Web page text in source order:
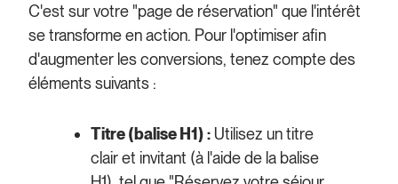
C'est sur votre "page de réservation" que l'intérêt
se transforme en action. Pour l'optimiser afin
d'augmenter les conversions, tenez compte des
éléments suivants :
Titre (balise H1) : Utilisez un titre
clair et invitant (à l'aide de la balise